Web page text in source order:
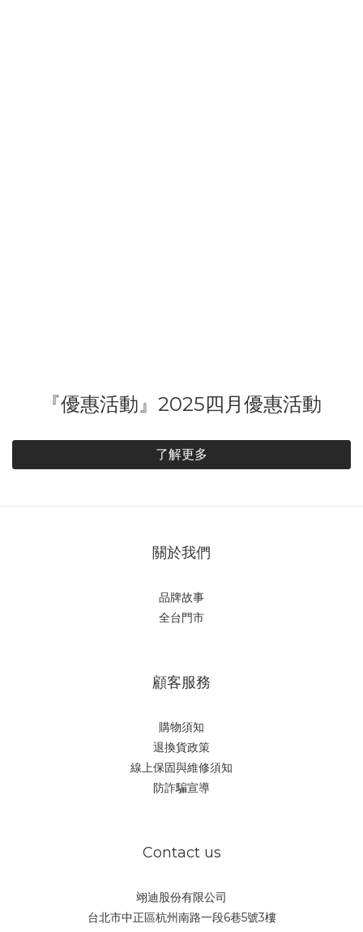
『優惠活動』2025四月優惠活動
了解更多
關於我們
品牌故事
全台門市
顧客服務
購物須知
退換貨政策
線上保固與維修須知
防詐騙宣導
Contact us
翊迪股份有限公司
台北市中正區杭州南路一段6巷5號3樓